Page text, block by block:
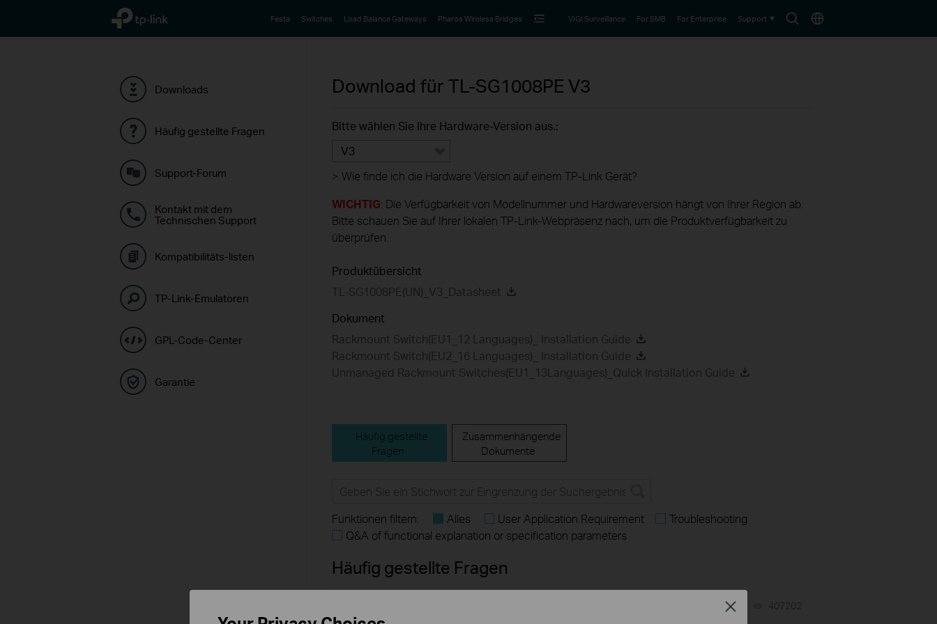
TP-Link, Reliably Smart
SearchChoose
Festa Switches Load Balance Gateways Pharos Wireless Bridges VIGI Surveillance For SMB For Enterprise Support
Downloads
Häufig gestellte Fragen
Support-Forum
Kontakt mit dem
Technischen Support
Kompatibilitäts-listen
TP-Link-Emulatoren
GPL-Code-Center
Garantie
Download für TL-SG1008PE V3
Bitte wählen Sie Ihre Hardware-Version aus.:
V3
> Wie finde ich die Hardware Version auf einem TP-Link Gerät?
WICHTIG: Die Verfügbarkeit von Modellnummer und Hardwareversion hängt von Ihrer Region ab.
Bitte schauen Sie auf Ihrer lokalen TP-Link-Webpräsenz nach, um die Produktverfügbarkeit zu
überprüfen.
Produktübersicht
TL-SG1008PE(UN)_V3_Datasheet
Dokument
Rackmount Switch(EU1_12 Languages)_ Installation Guide
Rackmount Switch(EU2_16 Languages)_ Installation Guide
Unmanaged Rackmount Switches(EU1_13Languages)_Quick Installation Guide
Häufig gestellte
Fragen
Zusammenhängende
Dokumente
Funktionen filtern: Alles User Application Requirement
Troubleshooting
Q&A of functional explanation or specification parameters
Häufig gestellte Fragen
07-31-2026 407202
Close